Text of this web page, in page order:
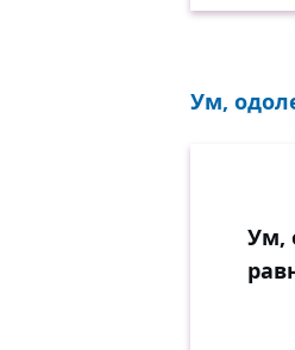
Ум,
Ум,